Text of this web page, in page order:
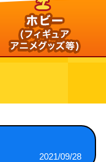
2021/09/28